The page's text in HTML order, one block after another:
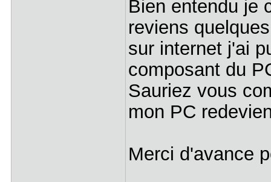
Bien entendu je
reviens
sur internet j'ai
composant du
Sauriez vous
mon PC
Merci d'avance